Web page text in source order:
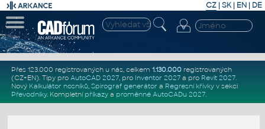
CZ | SK| EN | DE
Přes 123.000 registrovaných u nás, celkem 1.130.000registrovaných
(CZ+EN). Tipy pro AutoCAD 2027, pro Inventor 2027a pro Revit 2027.
Nový Kalkulátor nosníků, Spirograf generátor a Regresní křivkyv sekci
Převodníky. Kompletní příkazya proměnné AutoCADu 2027.